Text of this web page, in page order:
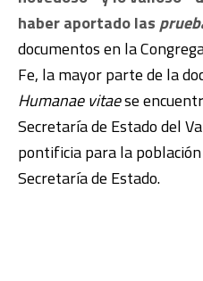
haber aportado las
documentos en la
Fe, la mayor parte de la
Humanae vitaese
Secretaría de Estado del
pontificia para la
Secretaría de Estado.